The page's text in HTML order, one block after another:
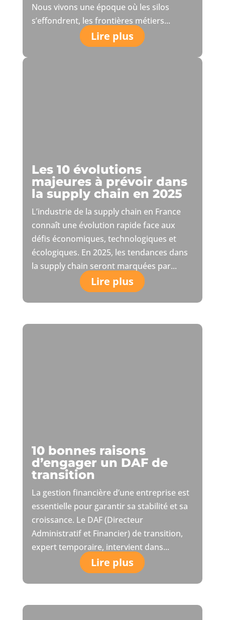
Nous vivons une époque où les silos
s’effondrent, les frontières métiers...
Lire plus
Les 10 évolutions
majeures à prévoir dans
la supply chain en 2025
L’industrie de la supply chain en France
connaît une évolution rapide face aux
défis économiques, technologiques et
écologiques. En 2025, les tendances dans
la supply chain seront marquées par...
Lire plus
10 bonnes raisons
d’engager un DAF de
transition
La gestion financière d’une entreprise est
essentielle pour garantir sa stabilité et sa
croissance. Le DAF (Directeur
Administratif et Financier) de transition,
expert temporaire, intervient dans...
Lire plus